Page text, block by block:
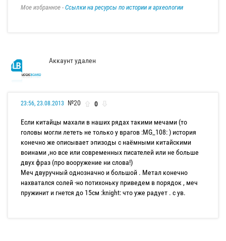
Мое избранное - Ссылки на ресурсы по истории и археологии
Аккаунт удален
23:56, 23.08.2013 №20 0
Если китайцы махали в наших рядах такими мечами (то
головы могли лететь не только у врагов :MG_108: ) история
конечно же описывает эпизоды с наёмными китайскими
воинами ,но все или современных писателей или не больше
двух фраз (про вооружение ни слова!)
Меч двуручный однозначно и большой . Метал конечно
нахватался солей -но потихоньку приведем в порядок , меч
пружинит и гнется до 15см :knight: что уже радует . с ув.